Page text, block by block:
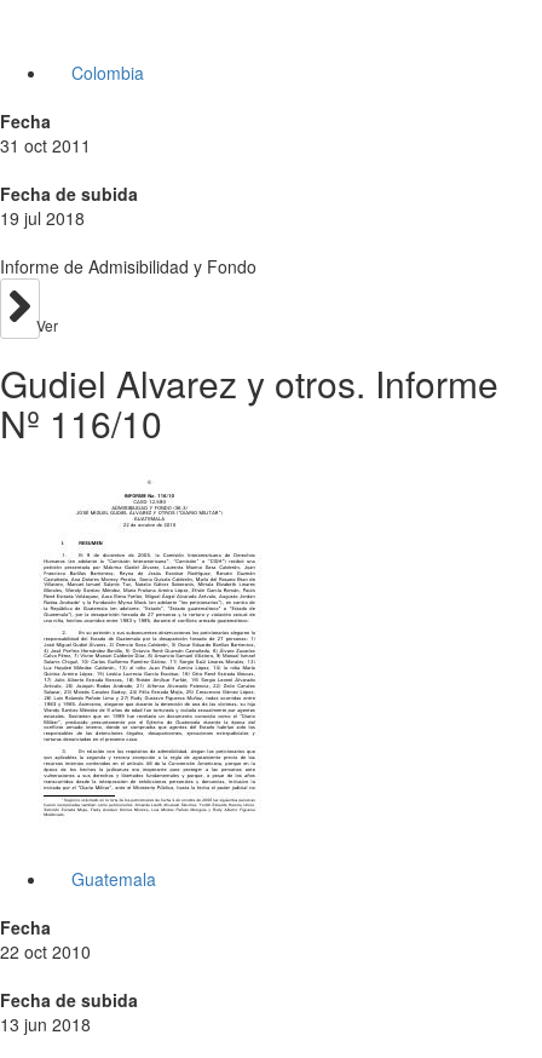
Colombia
Fecha
31 oct 2011
Fecha de subida
19 jul 2018
Informe de Admisibilidad y Fondo
Ver
Gudiel Alvarez y otros. Informe
Nº 116/10
Guatemala
Fecha
22 oct 2010
Fecha de subida
13 jun 2018